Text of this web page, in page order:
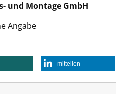
und Montage GmbH
Angabe
mitteilen